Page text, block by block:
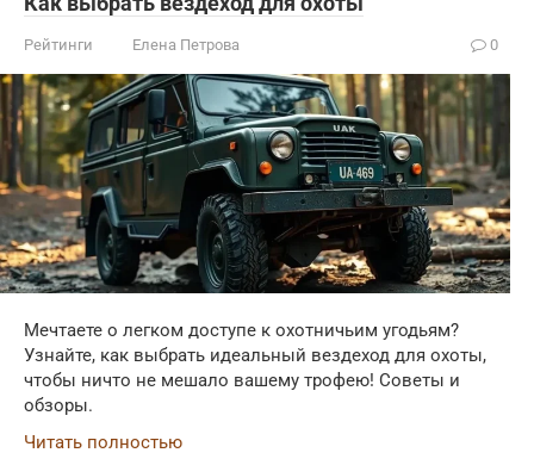
Рейтинги Елена Петрова 0
Мечтаете о легком доступе к охотничьим угодьям?
Узнайте, как выбрать идеальный вездеход для охоты,
чтобы ничто не мешало вашему трофею! Советы и
обзоры.
Читать полностью